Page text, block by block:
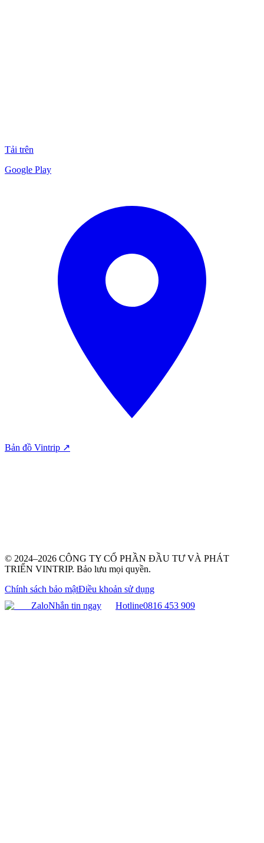
Tải trên
Google Play
Bản đồ Vintrip ↗
© 2024–2026 CÔNG TY CỔ PHẦN ĐẦU TƯ VÀ PHÁT
TRIỂN VINTRIP. Bảo lưu mọi quyền.
Chính sách bảo mậtĐiều khoản sử dụng
ZaloNhắn tin ngay Hotline0816 453 909